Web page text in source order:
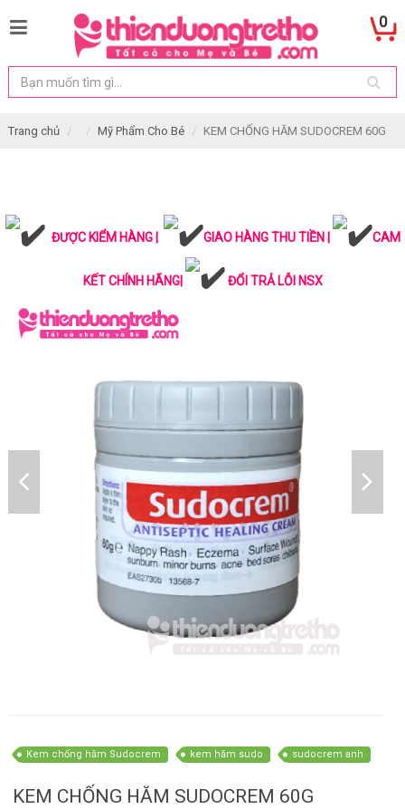
0
Trang chủ Mỹ Phẩm Cho Bé KEM CHỐNG HĂM SUDOCREM 60G
ĐƯỢC KIỂM HÀNG | GIAO HÀNG THU TIỀN | CAM
KẾT CHÍNH HÃNG| ĐỔI TRẢ LỖI NSX
Kem chống hăm Sudocrem kem hăm sudo sudocrem anh
KEM CHỐNG HĂM SUDOCREM 60G